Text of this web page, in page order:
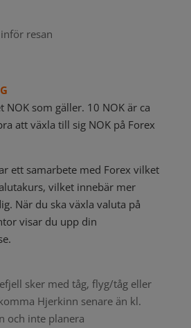
resan
som gäller. 10 NOK är ca
att växla till sig NOK på Forex
ett samarbete med Forex vilket
vilket innebär mer
När du ska växla valuta på
visar du upp din
sker med tåg, flyg/tåg eller
Hjerkinn senare än kl.
och inte planera